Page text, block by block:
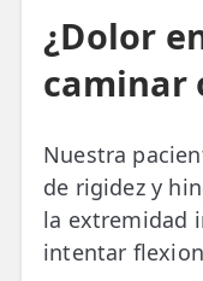
✅ EPTE - EPI
ESTÉTICA
✨
✨ Drenaje
✨ Presoterapia
¿Dolor
caminar
Nuestra
de rigidez y
la extremidad
intentar